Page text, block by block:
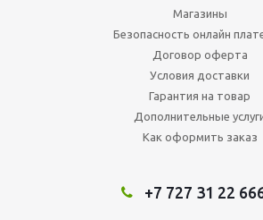
Магазины
Безопасность онлайн
Договор оферта
Условия доставки
Гарантия на товар
Дополнительные
Как оформить заказ
+7 727 31 22